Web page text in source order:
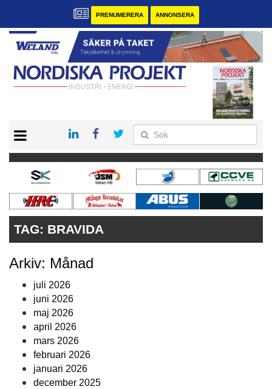
PRENUMERERA ANNONSERA
KONTAKT
VÅRA ANDRA MAGASIN
PRENUMERERA
ANNONSERA
TAG: BRAVIDA
Arkiv: Månad
juli 2026
juni 2026
maj 2026
april 2026
mars 2026
februari 2026
januari 2026
december 2025